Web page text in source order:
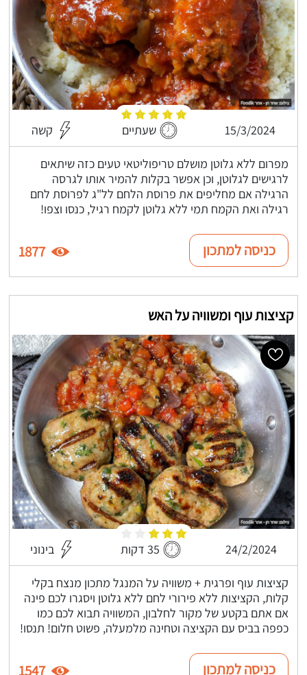
15/3/2024 שעתיים קשה
מפרום ללא גלוטן מושלם טריפוליטאי טעים כזה שיתאים
לרגישים לגלוטן, וכן אפשר בקלות להמיר אותו לגרסה
הרגילה אם מחליפים את פרוסת הלחם לל"ג לפרוסת לחם
רגילה ואת הקמח תמי ללא גלוטן לקמח רגיל, כנסו וצפו!
כניסה למתכון 1877
קציצות עוף ומשוויה על האש
24/2/2024 35 דקות בינוני
קציצות עוף ופרגית + משוויה על המנגל מתכון מנצח בקלי
קלות, הקציצות ללא פירורי לחם ללא גלוטן ויסגרו לכם פינה
אם אתם בקטע של מקור לחלבון, המשוויה תבוא לכם כמו
כפפה בביס עם הקציצה וטחינה מלמעלה, פשוט חלום! תנסו!
כניסה למתכון 1547